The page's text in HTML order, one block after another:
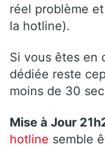
réel problème
la hotline).
Si vous êtes en
dédiée reste
moins de 30
Mise à Jour
hotline semble